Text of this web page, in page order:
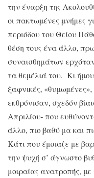
την έναρξη της
οι πακτωμένες μνήμες
περιόδου του Θείου
θέση τους ένα άλλο,
συναισθημάτων
τα θεμέλιά του. Κι
ξαφνικές, «θυμωμένες»,
εκθρόνισαν, σχεδόν
Απριλίου- που
άλλο, πιο βαθύ μα και
Κάτι που έμοιαζε με
την ψυχή σ’ άγνωστο
μοιραίας ανατροπής,